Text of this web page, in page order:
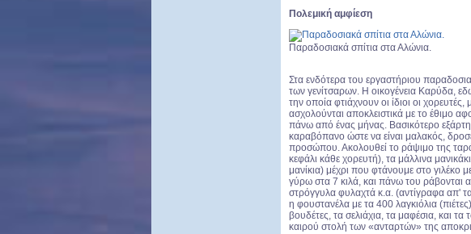
Πολεμική αμφίεση
Παραδοσιακά σπίτια στα Αλώνια.
Στα ενδότερα του εργαστήριου
των γενίτσαρων. Η οικογένεια Καρύδα,
την οποία φτιάχνουν οι ίδιοι οι
ασχολούνται αποκλειστικά με το έθιμο
πάνω από ένας μήνας. Βασικότερο
καραβόπανο ώστε να είναι μαλακός,
προσώπου. Ακολουθεί το ράψιμο της
κεφάλι κάθε χορευτή), τα μάλλινα
μανίκια) μέχρι που φτάνουμε στο γιλέκο
γύρω στα 7 κιλά, και πάνω του ράβονται
στρόγγυλα φυλαχτά κ.α. (αντίγραφα απ'
η φουστανέλα με τα 400 λαγκιόλια
βουδέτες, τα σελιάχια, τα μαφέσια, και
καιρού στολή των «ανταρτών» της